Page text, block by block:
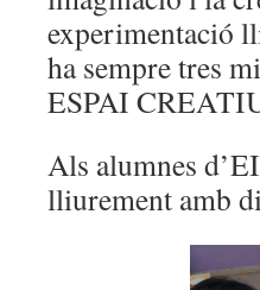
experimentació
ha sempre tres
ESPAI
Als alumnes
lliurement amb